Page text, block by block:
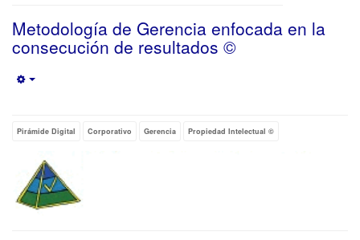
Metodología de Gerencia enfocada en la
consecución de resultados ©
Pirámide Digital Corporativo Gerencia Propiedad Intelectual ©